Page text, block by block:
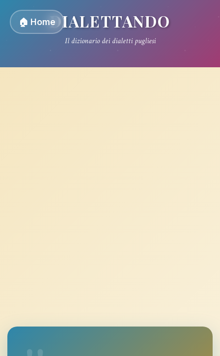
🏠 HomeDIALETTANDO
Il dizionario dei dialetti pugliesi